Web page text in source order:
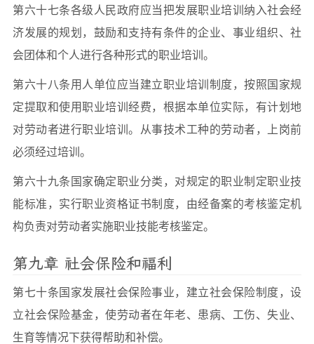
第六十七条各级人民政府应当把发展职业培训纳入社会经
济发展的规划，鼓励和支持有条件的企业、事业组织、社
会团体和个人进行各种形式的职业培训。
第六十八条用人单位应当建立职业培训制度，按照国家规
定提取和使用职业培训经费，根据本单位实际，有计划地
对劳动者进行职业培训。从事技术工种的劳动者，上岗前
必须经过培训。
第六十九条国家确定职业分类，对规定的职业制定职业技
能标准，实行职业资格证书制度，由经备案的考核鉴定机
构负责对劳动者实施职业技能考核鉴定。
第九章 社会保险和福利
第七十条国家发展社会保险事业，建立社会保险制度，设
立社会保险基金，使劳动者在年老、患病、工伤、失业、
生育等情况下获得帮助和补偿。